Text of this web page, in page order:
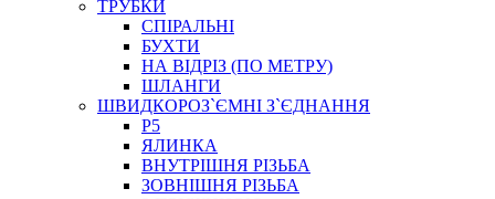
ТРУБКИ
СПІРАЛЬНІ
БУХТИ
НА ВІДРІЗ (ПО МЕТРУ)
ШЛАНГИ
ШВИДКОРОЗ`ЄМНІ З`ЄДНАННЯ
P5
ЯЛИНКА
ВНУТРІШНЯ РІЗЬБА
ЗОВНІШНЯ РІЗЬБА